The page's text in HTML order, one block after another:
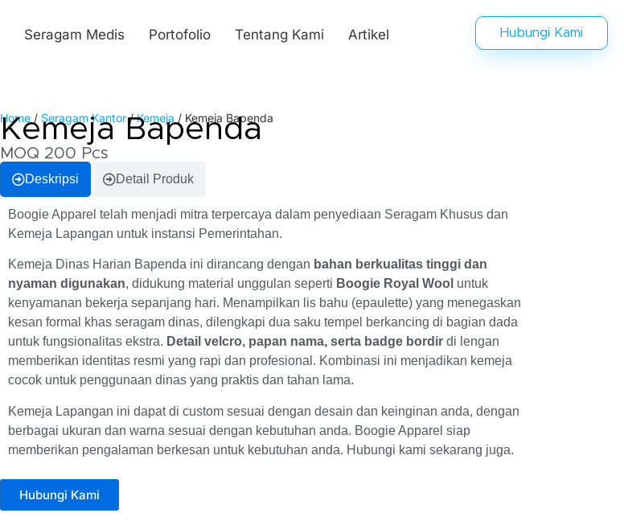
Seragam Medis Portofolio Tentang Kami Artikel Hubungi Kami
Home / Seragam Kantor/Kemeja / Kemeja Bapenda
Kemeja Bapenda
MOQ 200 Pcs
Deskripsi Detail Produk
Boogie Apparel telah menjadi mitra terpercaya dalam penyediaan Seragam Khusus dan
Kemeja Lapangan untuk instansi Pemerintahan.
Kemeja Dinas Harian Bapenda ini dirancang dengan bahan berkualitas tinggi dan
nyaman digunakan, didukung material unggulan seperti Boogie Royal Wool untuk
kenyamanan bekerja sepanjang hari. Menampilkan lis bahu (epaulette) yang menegaskan
kesan formal khas seragam dinas, dilengkapi dua saku tempel berkancing di bagian dada
untuk fungsionalitas ekstra. Detail velcro, papan nama, serta badge bordir di lengan
memberikan identitas resmi yang rapi dan profesional. Kombinasi ini menjadikan kemeja
cocok untuk penggunaan dinas yang praktis dan tahan lama.
Kemeja Lapangan ini dapat di custom sesuai dengan desain dan keinginan anda, dengan
berbagai ukuran dan warna sesuai dengan kebutuhan anda. Boogie Apparel siap
memberikan pengalaman berkesan untuk kebutuhan anda. Hubungi kami sekarang juga.
Hubungi Kami